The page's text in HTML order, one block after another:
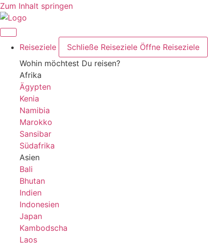
Zum Inhalt springen
Reiseziele Schließe Reiseziele Öffne Reiseziele
Wohin möchtest Du reisen?
Afrika
Ägypten
Kenia
Namibia
Marokko
Sansibar
Südafrika
Asien
Bali
Bhutan
Indien
Indonesien
Japan
Kambodscha
Laos